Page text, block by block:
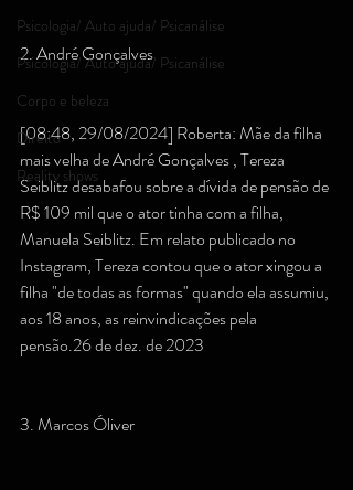
Psicologia/ Auto ajuda/ Psicanálise
Psicologia/ Auto ajuda/ Psicanálise
Corpo e beleza
Direito
Reality shows
2. André Gonçalves
[08:48, 29/08/2024] Roberta: Mãe da filha
mais velha de André Gonçalves , Tereza
Seiblitz desabafou sobre a dívida de pensão de
R$ 109 mil que o ator tinha com a filha,
Manuela Seiblitz. Em relato publicado no
Instagram, Tereza contou que o ator xingou a
filha "de todas as formas" quando ela assumiu,
aos 18 anos, as reinvindicações pela
pensão.26 de dez. de 2023
3. Marcos Óliver